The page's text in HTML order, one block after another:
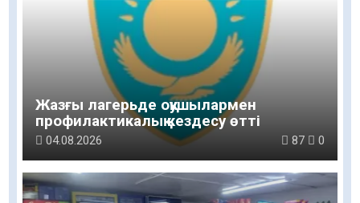
Жазғы лагерьде оқушылармен
профилактикалық кездесу өтті
04.08.2026 87 0